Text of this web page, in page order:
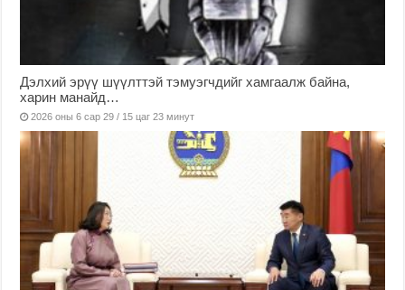
Дэлхий эрүү шүүлттэй тэмуэгчдийг хамгаалж байна,
харин манайд…
2026 оны 6 сар 29 / 15 цаг 23 минут